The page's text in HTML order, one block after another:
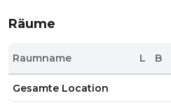
Räume
Raumname L B
Gesamte Location